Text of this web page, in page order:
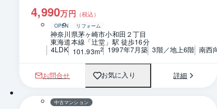
4,990万円 （税込）
OPEN リフォーム
神奈川県茅ヶ崎市小和田２丁目
東海道本線「辻堂」駅 徒歩16分
4LDK 101.93m2 1997年7月築 3階／地上6階 南西
お問合せ お気に入り 詳細
1 / 0 間取り
中古マンション